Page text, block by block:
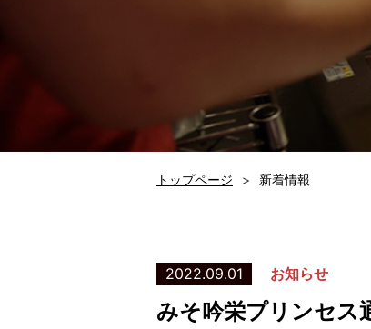
トップページ 新着情報
2022.09.01 お知らせ
みそ吟栄プリンセス